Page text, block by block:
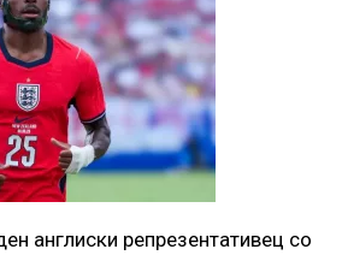
англиски репрезентативец со